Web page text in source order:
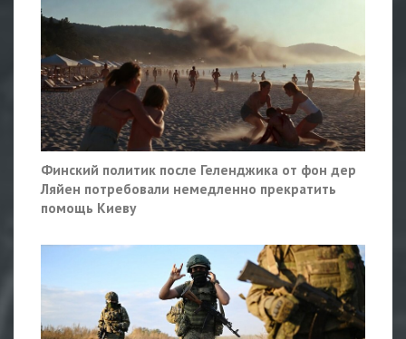
Финский политик после Геленджика от фон дер
Ляйен потребовали немедленно прекратить
помощь Киеву